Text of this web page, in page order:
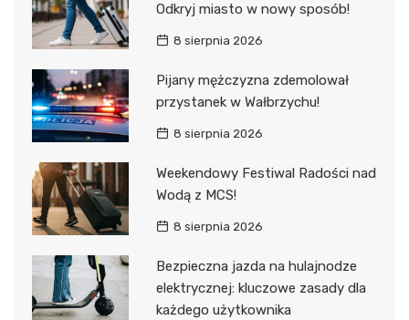
Odkryj miasto w nowy sposób!
8 sierpnia 2026
Pijany mężczyzna zdemolował
przystanek w Wałbrzychu!
8 sierpnia 2026
Weekendowy Festiwal Radości nad
Wodą z MCS!
8 sierpnia 2026
Bezpieczna jazda na hulajnodze
elektrycznej: kluczowe zasady dla
każdego użytkownika